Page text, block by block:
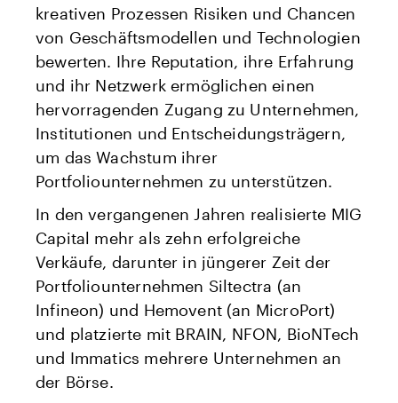
kreativen Prozessen Risiken und Chancen
von Geschäftsmodellen und Technologien
bewerten. Ihre Reputation, ihre Erfahrung
und ihr Netzwerk ermöglichen einen
hervorragenden Zugang zu Unternehmen,
Institutionen und Entscheidungsträgern,
um das Wachstum ihrer
Portfoliounternehmen zu unterstützen.
In den vergangenen Jahren realisierte MIG
Capital mehr als zehn erfolgreiche
Verkäufe, darunter in jüngerer Zeit der
Portfoliounternehmen Siltectra (an
Infineon) und Hemovent (an MicroPort)
und platzierte mit BRAIN, NFON, BioNTech
und Immatics mehrere Unternehmen an
der Börse.